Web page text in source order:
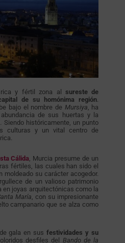
rica y fértil zona al sureste de
de su homónima región
bajo el nombre de Mursiya , ha
de sus huertas y la
Siendo históricamente, un punto
culturas y un vital centro de
Cálida, Murcia presume de un
fértiles, las cuales han sido el
moldeado su carácter acogedor.
de un valioso patrimonio
en joyas arquitectónicas como la
María, con su impresionante
campanario que se alza como
gala en susfestividades y su
desfiles del
Bando de la